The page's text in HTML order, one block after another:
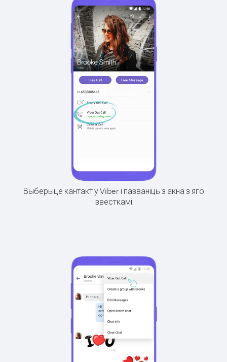
Выберыце кантакт у Viber і пазваніць з акна з яго
звесткамі